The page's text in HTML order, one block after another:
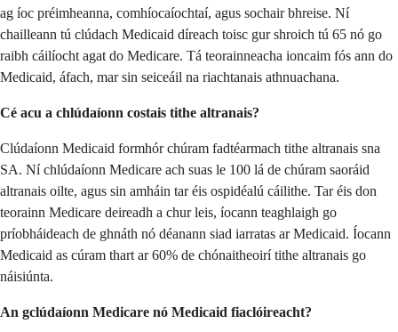
ag íoc préimheanna, comhíocaíochtaí, agus sochair bhreise. Ní
chailleann tú clúdach Medicaid díreach toisc gur shroich tú 65 nó go
raibh cáilíocht agat do Medicare. Tá teorainneacha ioncaim fós ann do
Medicaid, áfach, mar sin seiceáil na riachtanais athnuachana.
Cé acu a chlúdaíonn costais tithe altranais?
Clúdaíonn Medicaid formhór chúram fadtéarmach tithe altranais sna
SA. Ní chlúdaíonn Medicare ach suas le 100 lá de chúram saoráid
altranais oilte, agus sin amháin tar éis ospidéalú cáilithe. Tar éis don
teorainn Medicare deireadh a chur leis, íocann teaghlaigh go
príobháideach de ghnáth nó déanann siad iarratas ar Medicaid. Íocann
Medicaid as cúram thart ar 60% de chónaitheoirí tithe altranais go
náisiúnta.
An gclúdaíonn Medicare nó Medicaid fiaclóireacht?